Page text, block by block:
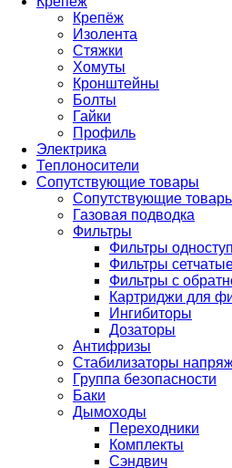
Крепёж
Изолента
Стяжки
Хомуты
Кронштейны
Болты
Гайки
Профиль
Электрика
Теплоносители
Сопутствующие товары
Сопутствующие
Газовая подводка
Фильтры
Фильтры
Фильтры
Фильтры с
Картриджи для
Ингибиторы
Дозаторы
Антифризы
Стабилизаторы
Группа безопасности
Баки
Дымоходы
Переходники
Комплекты
Сэндвич